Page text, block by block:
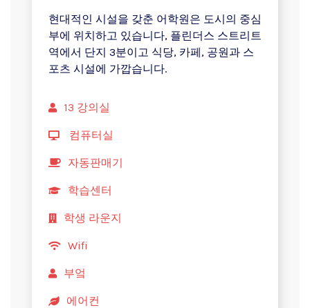
현대적인 시설을 갖춘 어학원은 도시의 중심
부에 위치하고 있습니다, 플린더스 스트리트
역에서 단지 3분이고 식당, 카페, 공원과 스
포츠 시설에 가깝습니다.
13 강의실
컴퓨터실
자동판매기
학습센터
학생 라운지
Wifi
부엌
에어컨